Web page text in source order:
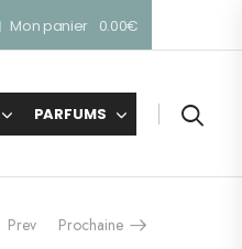
Mon panier 0.00€
PARFUMS
Prev Prochaine